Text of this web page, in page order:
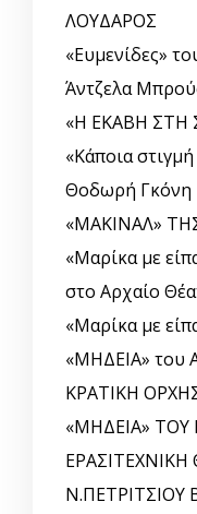
ΛΟΥΔΑΡΟΣ
«Ευμενίδες»
Άντζελα
«Η ΕΚΑΒΗ ΣΤΗ
«Κάποια
Θοδωρή Γκόνη
«ΜΑΚΙΝΑΛ»
«Μαρίκα με
στο Αρχαίο
«Μαρίκα με
«ΜΗΔΕΙΑ» του
ΚΡΑΤΙΚΗ
«ΜΗΔΕΙΑ» ΤΟΥ
Ν.ΠΕΤΡΙΤΣΙΟΥ